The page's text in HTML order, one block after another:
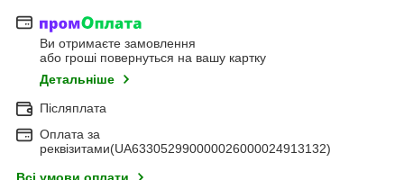
Ви отримаєте замовлення
або гроші повернуться на вашу картку
Детальніше
Післяплата
Оплата за
реквізитами(UA633052990000026000024913132)